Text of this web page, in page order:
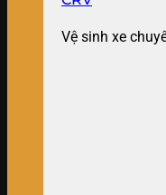
Vệ sinh xe